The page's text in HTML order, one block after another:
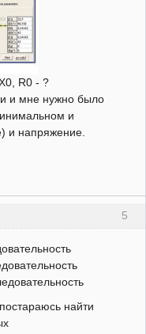
R0 - ?
и мне нужно было
и
и напряжение.
5
найти